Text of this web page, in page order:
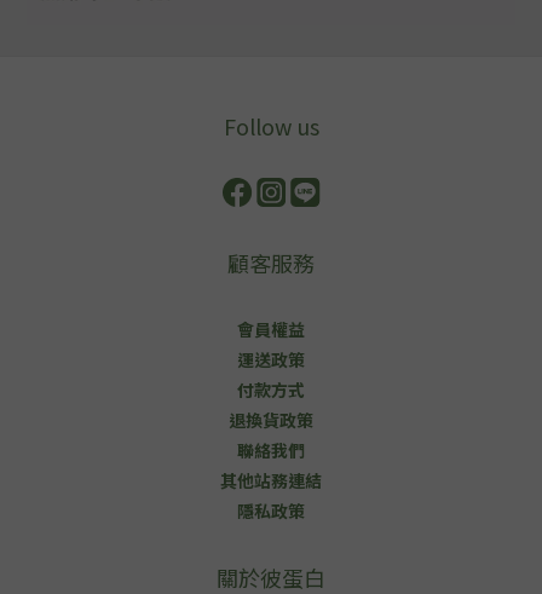
Follow us
顧客服務
會員權益
運送政策
付款方式
退換貨政策
聯絡我們
其他站務連結
隱私政策
關於彼蛋白